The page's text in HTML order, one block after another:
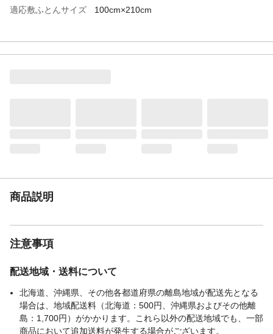
適応敷ふとんサイズ
100cm×210cm
材質
ポリエステル:65%、綿:35%
表地-布組成比率
（％）
65
表地-布組成比率
る恐れがあります。●火気に近づけないでく
お手入れ方法
●洗濯機を使用する場合は、ファスナーを閉
めてから洗濯ネットを使用し、弱水流で洗
濯してください。●まれに移染する場合があ
商品説明
注意事項
配送地域・送料について
北海道、沖縄県、その他各都道府県の離島地域が配送先となる
場合は、地域配送料（北海道：500円、沖縄県およびその他離
島：1,700円）がかかります。これら以外の配送地域でも、一部
商品において追加送料が発生する場合がございます。